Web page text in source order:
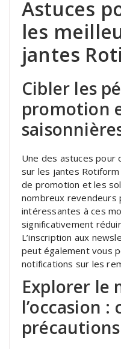
Astuces
les
jantes
Cibler les
promotion
Une des astuces
sur les jantes
de promotion et les
nombreux
intéressantes à ces
significativement
L’inscription aux
peut également vous
notifications sur les
Explorer le
l’occasion :
précautions